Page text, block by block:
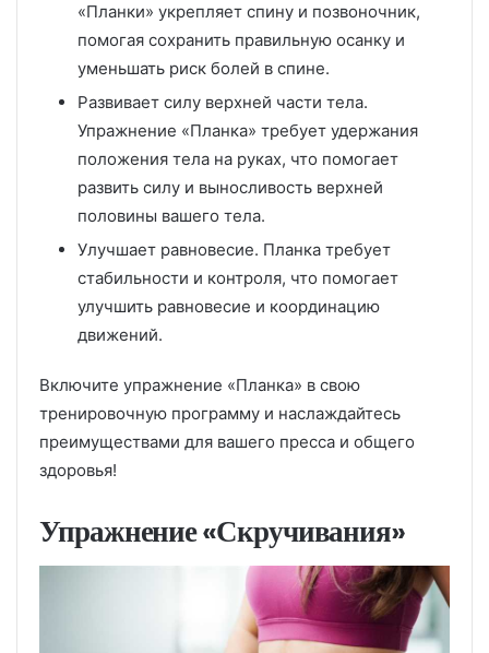
«Планки» укрепляет спину и позвоночник,
помогая сохранить правильную осанку и
уменьшать риск болей в спине.
Развивает силу верхней части тела.
Упражнение «Планка» требует удержания
положения тела на руках, что помогает
развить силу и выносливость верхней
половины вашего тела.
Улучшает равновесие. Планка требует
стабильности и контроля, что помогает
улучшить равновесие и координацию
движений.
Включите упражнение «Планка» в свою
тренировочную программу и наслаждайтесь
преимуществами для вашего пресса и общего
здоровья!
Упражнение «Скручивания»